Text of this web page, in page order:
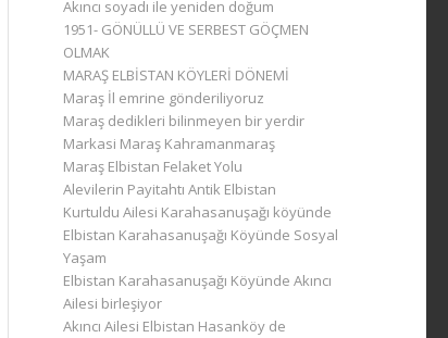
Akıncı soyadı ile yeniden doğum
1951- GÖNÜLLÜ VE SERBEST GÖÇMEN
OLMAK
MARAŞ ELBİSTAN KÖYLERİ DÖNEMİ
Maraş İl emrine gönderiliyoruz
Maraş dedikleri bilinmeyen bir yerdir
Markasi Maraş Kahramanmaraş
Maraş Elbistan Felaket Yolu
Alevilerin Payitahtı Antik Elbistan
Kurtuldu Ailesi Karahasanuşağı köyünde
Elbistan Karahasanuşağı Köyünde Sosyal
Yaşam
Elbistan Karahasanuşağı Köyünde Akıncı
Ailesi birleşiyor
Akıncı Ailesi Elbistan Hasanköy de